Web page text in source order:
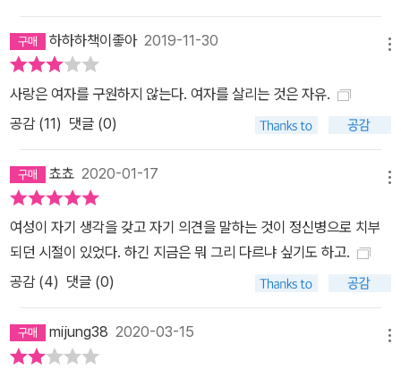
없었으나, 가부장적 사회 속에서 여성이 자신을 독립된 한 인간으로
인식하고 온전한 주체로 살아가기 위해 고투해 가는 과정을 생생하고
섬세한 필치로 보여 주었다는 점에서 중요한 페미니즘적 의미를 지닌
작가 중 하나로 언급되고 있으며, 특히 『각성』은 페미니즘 소설의 대
국적인 문화를 담은 소설 이 작품은 미국 남부 루이지애나주의 최대
도시인 뉴올리언스와 그 근처의 섬 그랜드 아일을 배경으로 하고 있
다. 프랑스계 이민자들이 많이 거주하는 지역인 뉴올리언스는 당시
프랑스풍의 크리올(미국에 정착한 프랑스계나 스페인계 귀족의 후손
들) 문화가 지배적인, 남부 무역과 상업의 중심지였다. 그런 만큼 이
작품에는 프랑스식의 명칭과 풍습, 크리올 사람들의 삶과 문화가 곳
곳에 생생하게 묘사되어 있다. 프랑스계 귀족 혈통의 어머니와 아일
랜드 출신의 사업가인 아버지 사이에서 태어난 케이트 쇼팽은, 스무
하하하책이좋아2019-11-30
사랑은 여자를 구원하지 않는다. 여자를 살리는 것은 자유.
공감 (11) 댓글 (0)
쵸쵸 2020-01-17
여성이 자기 생각을 갖고 자기 의견을 말하는 것이 정신병으로 치부
되던 시절이 있었다. 하긴 지금은 뭐 그리 다르냐 싶기도 하고.
공감 (4) 댓글 (0)
mijung38 2020-03-15